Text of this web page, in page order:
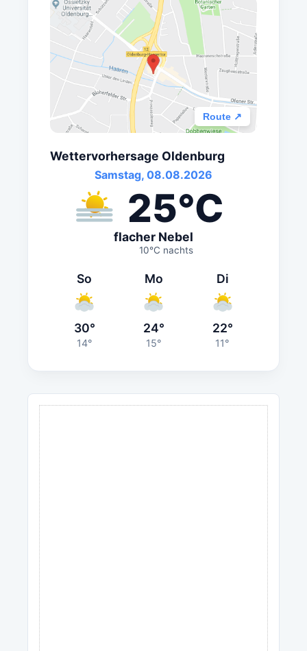
Route ↗
Wettervorhersage Oldenburg
Samstag, 08.08.2026
25°C
flacher Nebel
10°C nachts
So
30°
14°
Mo
24°
15°
Di
22°
11°